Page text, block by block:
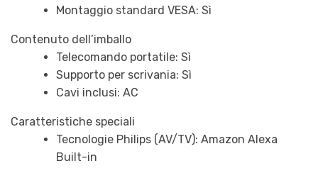
Montaggio standard VESA: Sì
Contenuto dell’imballo
Telecomando portatile: Sì
Supporto per scrivania: Sì
Cavi inclusi: AC
Caratteristiche speciali
Tecnologie Philips (AV/TV): Amazon Alexa
Built-in